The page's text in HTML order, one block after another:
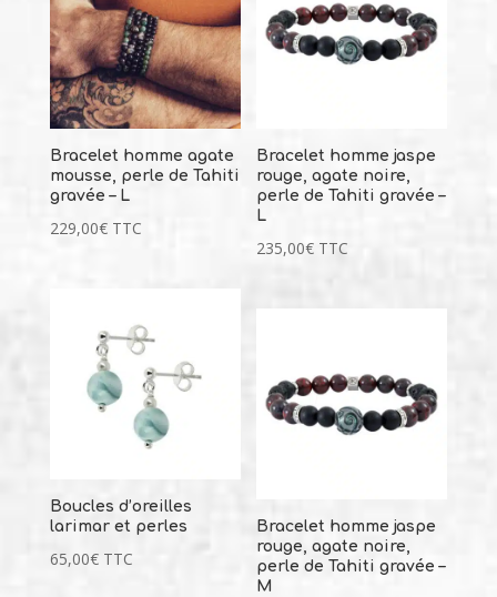
Bracelet homme agate
mousse, perle de Tahiti
gravée – L
229,00€ TTC
Bracelet homme jaspe
rouge, agate noire,
perle de Tahiti gravée –
L
235,00€ TTC
Boucles d’oreilles
larimar et perles
65,00€ TTC
Bracelet homme jaspe
rouge, agate noire,
perle de Tahiti gravée –
M